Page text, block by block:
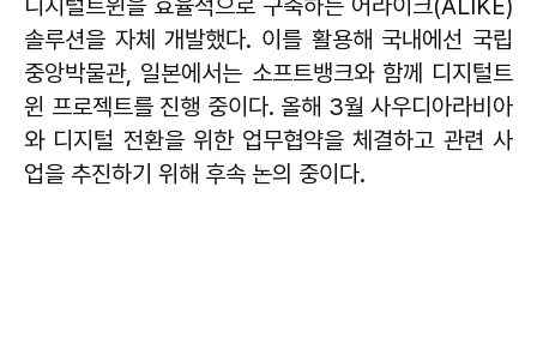
솔루션을 자체 개발했다. 이를 활용해 국내에선 국립
중앙박물관, 일본에서는 소프트뱅크와 함께 디지털트
윈 프로젝트를 진행 중이다. 올해 3월 사우디아라비아
와 디지털 전환을 위한 업무협약을 체결하고 관련 사
업을 추진하기 위해 후속 논의 중이다.